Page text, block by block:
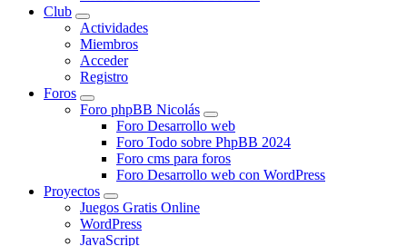
Club
Actividades
Miembros
Acceder
Registro
Foros
Foro phpBB Nicolás
Foro Desarrollo web
Foro Todo sobre PhpBB 2024
Foro cms para foros
Foro Desarrollo web con WordPress
Proyectos
Juegos Gratis Online
WordPress
JavaScript